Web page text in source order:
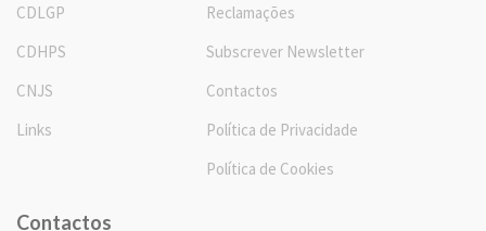
CDLGP
CDHPS
CNJS
Links
Reclamações
Subscrever Newsletter
Contactos
Política de Privacidade
Política de Cookies
Contactos